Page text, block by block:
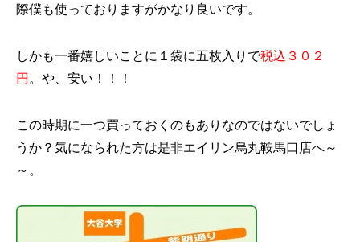
際僕も使っておりますがかなり良いです。
しかも一番嬉しいことに１袋に五枚入りで税込３０２
円。や、安い！！！
この時期に一つ買っておくのもありなのではないでしょ
うか？気になられた方は是非エイリン烏丸鞍馬口店へ～
～。